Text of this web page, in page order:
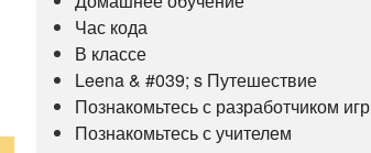
Час кода
В классе
Leena & #039; s Путешествие
Познакомьтесь с разработчиком игр
Познакомьтесь с учителем